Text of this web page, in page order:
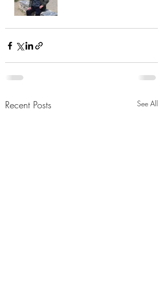
Recent Posts See All